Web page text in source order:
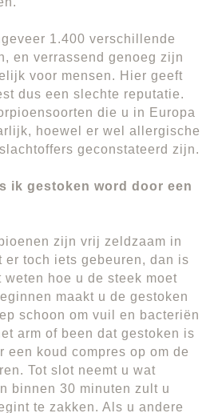
1.400 verschillende
en verrassend genoeg zijn
voor mensen. Hier geeft
dus een slechte reputatie.
die u in Europa
hoewel er wel allergische
geconstateerd zijn.
ik gestoken word door een
zijn vrij zeldzaam in
er toch iets gebeuren, dan is
hoe u de steek moet
maakt u de gestoken
schoon om vuil en bacteriën
arm of been dat gestoken is
een koud compres op om de
Tot slot neemt u wat
binnen 30 minuten zult u
te zakken. Als u andere